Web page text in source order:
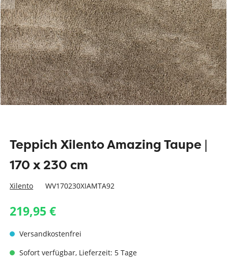
Teppich Xilento Amazing Taupe |
170 x 230 cm
Xilento WV170230XIAMTA92
219,95 €
Versandkostenfrei
Sofort verfügbar, Lieferzeit: 5 Tage